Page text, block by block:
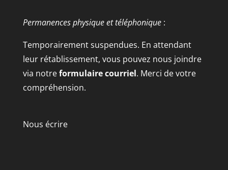
Permanences physique et téléphonique :
Temporairement suspendues. En attendant
leur rétablissement, vous pouvez nous joindre
via notreformulaire courriel. Merci de votre
compréhension.
Nous écrire